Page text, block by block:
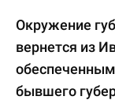
Окружение
вернется из
бывшего